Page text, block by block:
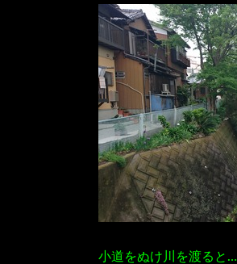
小道をぬけ川を渡ると…